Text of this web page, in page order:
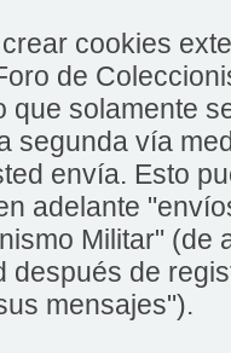
cookies
de
que solamente
segunda vía
envía. Esto
adelante
Militar" (de
después de
mensajes").